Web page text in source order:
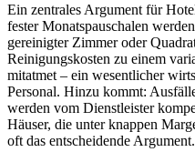
Ein zentrales Argument für
fester Monatspauschalen
gereinigter Zimmer oder
Reinigungskosten zu einem
mitatmet – ein wesentlicher
Personal. Hinzu kommt:
werden vom Dienstleister
Häuser, die unter knappen
oft das entscheidende Argument.